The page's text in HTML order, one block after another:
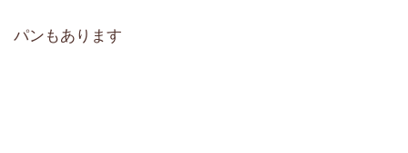
パンもあります